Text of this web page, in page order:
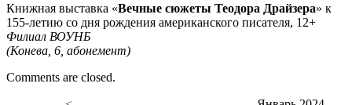
Книжная выставка «Вечные сюжеты Теодора Драйзера» к
155-летию со дня рождения американского писателя, 12+
Филиал ВОУНБ
(Конева, 6, абонемент)
Comments are closed.